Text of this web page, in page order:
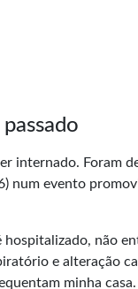
internado. Foram
num evento
hospitalizado, não
e alteração
minha